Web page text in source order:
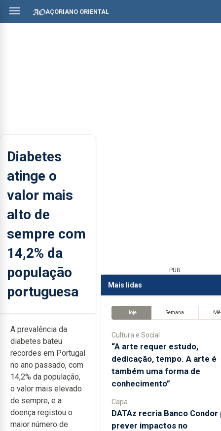
AÇORIANO ORIENTAL
Diabetes
atinge o
valor mais
alto de
sempre com
14,2% da
população
portuguesa
A prevalência da
diabetes bateu
recordes em Portugal
no ano passado, com
14,2% da população,
o valor mais elevado
de sempre, e a
doença registou o
maior número de
PUB
Mais lidas
Hoje Semana
Cultura e Social
“A arte requer estudo,
dedicação, tempo. A arte é
também uma forma de
conhecimento”
Capa
DATAz recria Banco Condor
prever impactos no